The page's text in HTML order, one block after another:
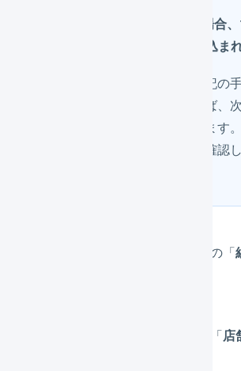
APIによる自動連携の場合
で自動的に受注が取り込ま
エラーとなった受注は、下記の
のためのルールを追加すれば、
み時に自動的に再処理されます
で確認
メインナビゲーションの「
サブナビゲーションの「店